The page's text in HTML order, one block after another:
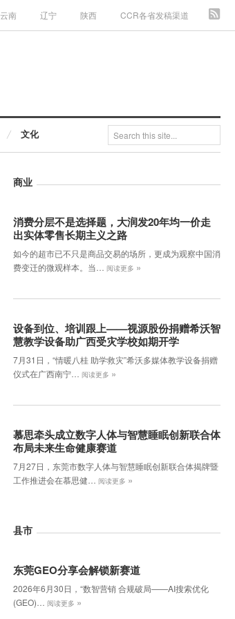
云南 辽宁 陕西 CCR各省发稿渠道
文化
商业
消费分层不是选择题，大润发20年均一价走
出实体零售长期主义之路
如今的超市已不只是商品交易的场所，更成为观察中国消
费变迁的微观样本。当…
阅读更多 »
设备到位、培训跟上——视源股份捐赠希沃智
慧教学设备助广西受灾学校如期开学
7月31日，“情暖八桂 助学救灾”希沃多媒体教学设备捐赠
仪式在广西南宁…
阅读更多 »
慕思牵头成立数字人体与智慧睡眠创新联合体
布局未来生命健康赛道
7月27日，东莞市数字人体与智慧睡眠创新联合体揭牌暨
工作推进会在慕思健…
阅读更多 »
县市
东莞GEO分享会解锁新赛道
2026年6月30日，‌“数智营销 合规破局——AI搜索优化
(GEO)…
阅读更多 »